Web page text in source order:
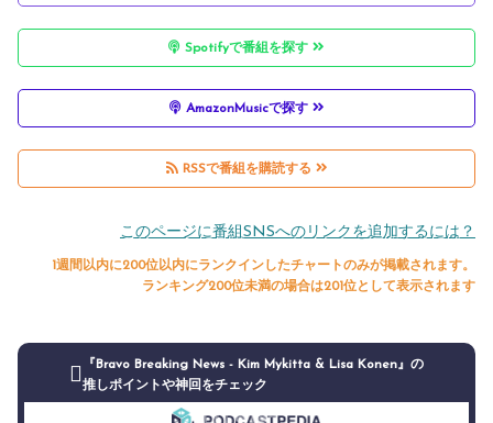
Spotifyで番組を探す
AmazonMusicで探す
RSSで番組を購読する
このページに番組SNSへのリンクを追加するには？
1週間以内に200位以内にランクインしたチャートのみが掲載されます。
ランキング200位未満の場合は201位として表示されます
『Bravo Breaking News - Kim Mykitta & Lisa Konen』の
推しポイントや神回をチェック